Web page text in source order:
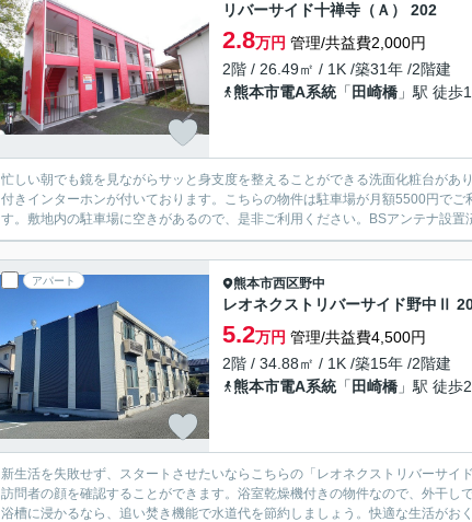
リバーサイド十禅寺（Ａ） 202
2.8万円 管理/共益費2,000円
2階 / 26.49㎡ / 1K /築31年 /2階建
熊本市電A系統「 田崎橋 」駅 徒歩
忙しい朝でも鏡を見ながらサッと身支度を整えることができる洗面化粧台が
付きインターホンが付いております。こちらの物件は駐車場が月額5500円で
す。敷地内の駐車場に空きがあるので、是非ご利用ください。BSアンテナ設
アパート 熊本市西区野中
レオネクストリバーサイド野中Ⅱ
5.2万円 管理/共益費4,500円
2階 / 34.88㎡ / 1K /築15年 /2階建
熊本市電A系統「 田崎橋 」駅 徒歩
新生活を失敗せず、スタートさせたいならこちらの「レオネクストリバーサ
訪問者の顔を確認することができます。浴室乾燥機付きの物件なので、外干し
浴槽に浸かるなら、追い焚き機能で水道代を節約しましょう。快適な生活がお